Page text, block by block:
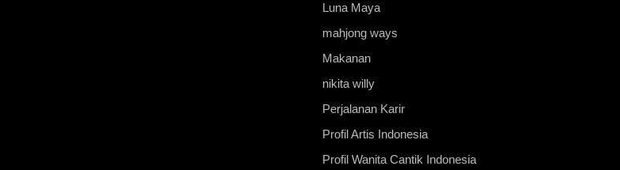
Luna Maya
mahjong ways
Makanan
nikita willy
Perjalanan Karir
Profil Artis Indonesia
Profil Wanita Cantik Indonesia